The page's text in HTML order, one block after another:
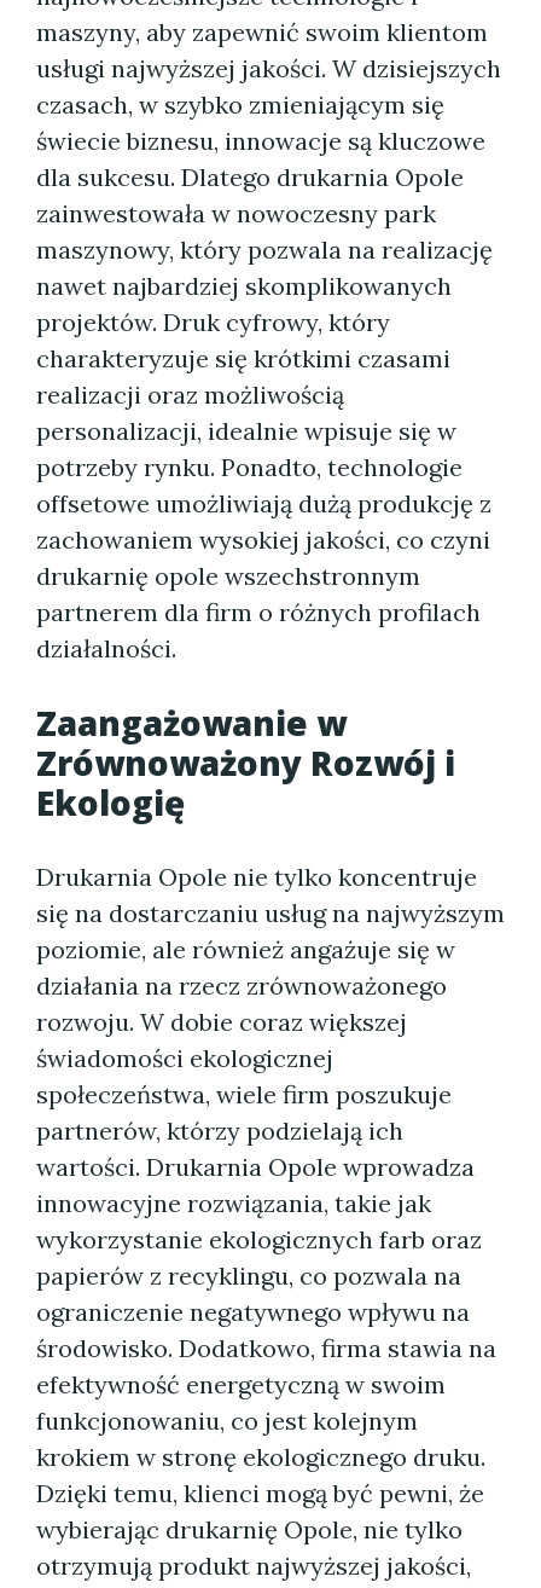
maszyny, aby zapewnić swoim klientom
usługi najwyższej jakości. W dzisiejszych
czasach, w szybko zmieniającym się
świecie biznesu, innowacje są kluczowe
dla sukcesu. Dlatego drukarnia Opole
zainwestowała w nowoczesny park
maszynowy, który pozwala na realizację
nawet najbardziej skomplikowanych
projektów. Druk cyfrowy, który
charakteryzuje się krótkimi czasami
realizacji oraz możliwością
personalizacji, idealnie wpisuje się w
potrzeby rynku. Ponadto, technologie
offsetowe umożliwiają dużą produkcję z
zachowaniem wysokiej jakości, co czyni
drukarnię opole wszechstronnym
partnerem dla firm o różnych profilach
działalności.
Zaangażowanie w
Zrównoważony Rozwój i
Ekologię
Drukarnia Opole nie tylko koncentruje
się na dostarczaniu usług na najwyższym
poziomie, ale również angażuje się w
działania na rzecz zrównoważonego
rozwoju. W dobie coraz większej
świadomości ekologicznej
społeczeństwa, wiele firm poszukuje
partnerów, którzy podzielają ich
wartości. Drukarnia Opole wprowadza
innowacyjne rozwiązania, takie jak
wykorzystanie ekologicznych farb oraz
papierów z recyklingu, co pozwala na
ograniczenie negatywnego wpływu na
środowisko. Dodatkowo, firma stawia na
efektywność energetyczną w swoim
funkcjonowaniu, co jest kolejnym
krokiem w stronę ekologicznego druku.
Dzięki temu, klienci mogą być pewni, że
wybierając drukarnię Opole, nie tylko
otrzymują produkt najwyższej jakości,